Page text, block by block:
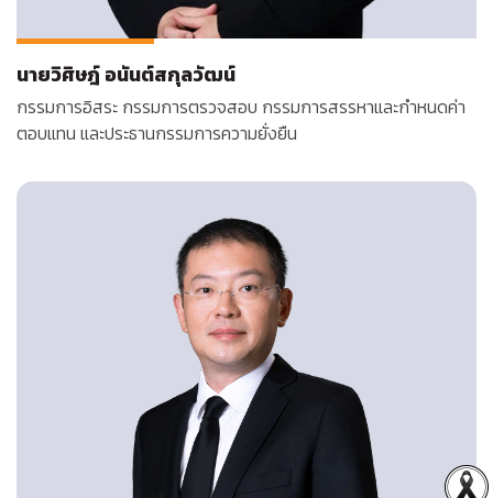
นายวิศิษฎ์ อนันต์สกุลวัฒน์
กรรมการอิสระ กรรมการตรวจสอบ กรรมการสรรหาและกําหนดค่า
ตอบแทน และประธานกรรมการความยั่งยืน